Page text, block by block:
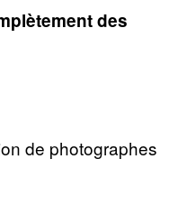
des
de photographes